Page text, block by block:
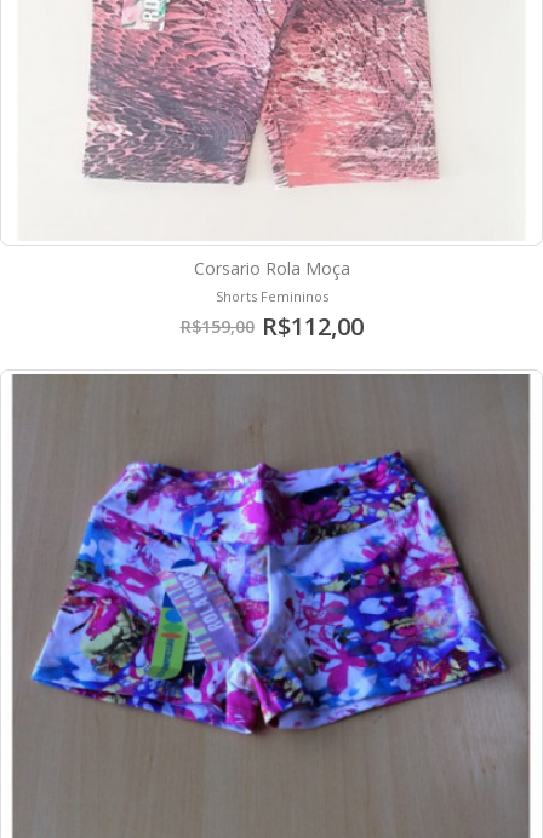
Corsario Rola Moça
Shorts Femininos
R$159,00 R$112,00